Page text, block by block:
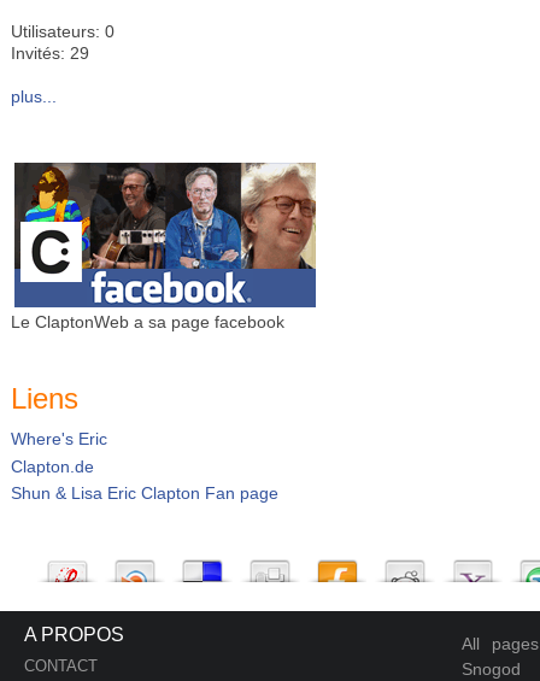
Utilisateurs: 0
Invités: 29
plus...
Le ClaptonWeb a sa page facebook
Liens
Where's Eric
Clapton.de
Shun & Lisa Eric Clapton Fan page
A PROPOS
CONTACT
All
Snogod